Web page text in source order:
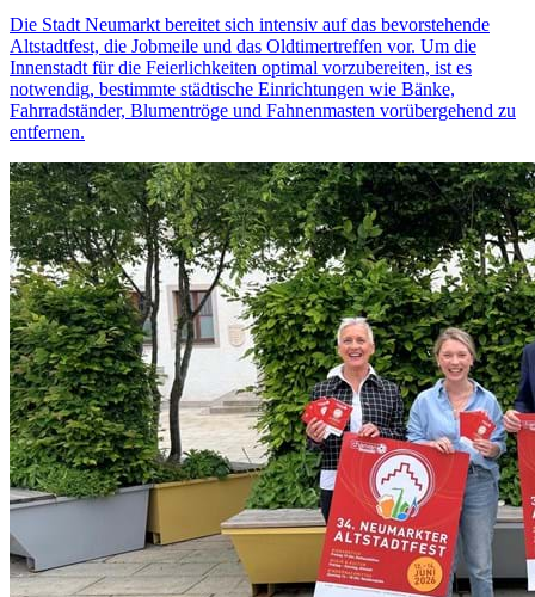
Die Stadt Neumarkt bereitet sich intensiv auf das bevorstehende
Altstadtfest, die Jobmeile und das Oldtimertreffen vor. Um die
Innenstadt für die Feierlichkeiten optimal vorzubereiten, ist es
notwendig, bestimmte städtische Einrichtungen wie Bänke,
Fahrradständer, Blumentröge und Fahnenmasten vorübergehend zu
entfernen.